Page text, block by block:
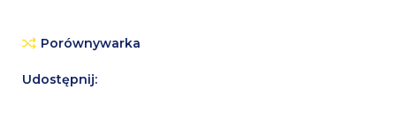
Porównywarka
Udostępnij: